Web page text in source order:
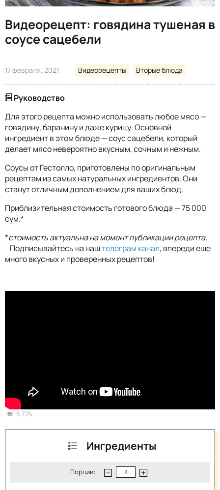
Видеорецепт: говядина тушеная в
соусе сацебели
17 февраля, 2021 Видеорецепты Вторые блюда
Руководство
Для этого рецепта можно использовать любое мясо —
говядину, баранину и даже курицу. Основной
ингредиент в этом блюде — соус сацебели, который
делает мясо невероятно вкусным, сочным и нежным.
Соусы от Гестолло, приготовлены по оригинальным
рецептам из самых натуральных ингредиентов. Они
станут отличным дополнением для ваших блюд.
Приблизительная стоимость готового блюда — 75 000
сум.*
*стоимость актуальна на момент публикации рецепта.
Подписывайтесь на наштелеграм канал, впереди еще
много вкусных и проверенных рецептов!
5 724
Ингредиенты
Порции: